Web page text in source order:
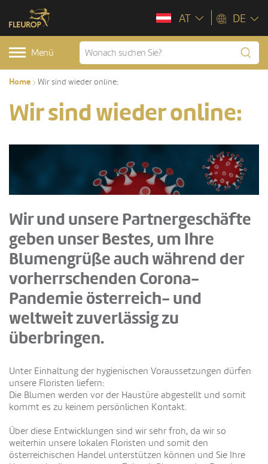
AT DE
Menü
Home Wir sind wieder online:
Wir sind wieder online:
Wir und unsere Partnergeschäfte
geben unser Bestes, um Ihre
Blumengrüße auch während der
vorherrschenden Corona-
Pandemie österreich- und
weltweit zuverlässig zu
überbringen.
Unter Einhaltung der hygienischen Voraussetzungen dürfen
unsere Floristen liefern:
Die Blumen werden vor der Haustüre abgestellt und somit
kommt es zu keinem persönlichen Kontakt.
Über diese Entwicklungen sind wir sehr froh, da wir so
weiterhin unsere lokalen Floristen und somit den
österreichischen Handel unterstützen können und Sie Ihre